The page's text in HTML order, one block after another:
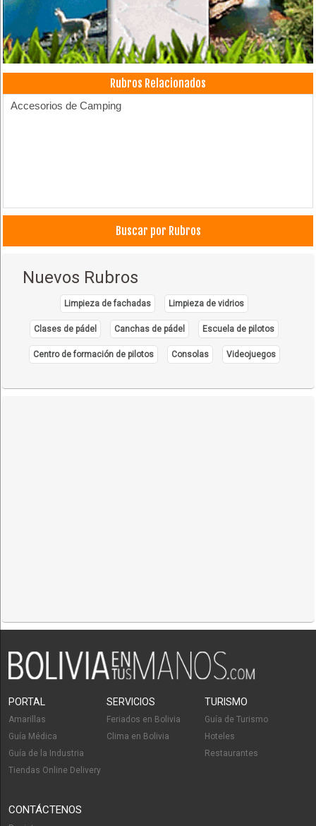
Rubros Relacionados
Accesorios de Camping
Buscar por Rubros
Nuevos Rubros
Limpieza de fachadas Limpieza de vidrios
Clases de pádel Canchas de pádel Escuela de pilotos
Centro de formación de pilotos Consolas Videojuegos
PORTAL
Amarillas
Guía Médica
Guía de la Industria
Tiendas Online Delivery
SERVICIOS
Feriados en Bolivia
Clima en Bolivia
TURISMO
Guía de Turismo
Hoteles
Restaurantes
CONTÁCTENOS